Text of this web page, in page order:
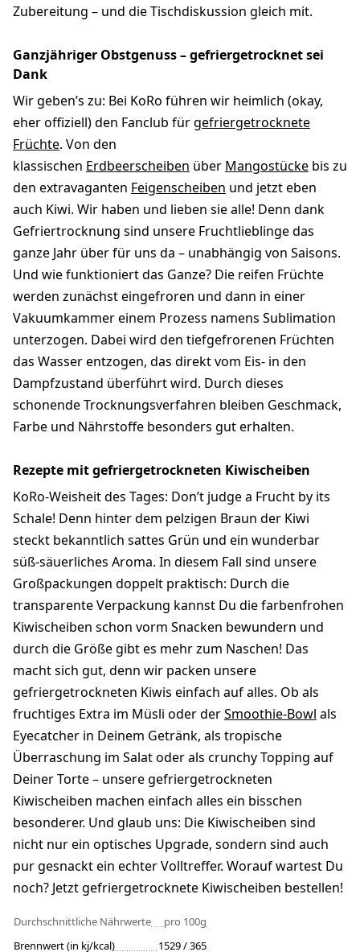
Zubereitung – und die Tischdiskussion gleich mit.
Ganzjähriger Obstgenuss – gefriergetrocknet sei
Dank
Wir geben’s zu: Bei KoRo führen wir heimlich (okay,
eher offiziell) den Fanclub fürgefriergetrocknete
Früchte. Von den
klassischen Erdbeerscheiben über Mangostücke bis zu
den extravaganten Feigenscheiben und jetzt eben
auch Kiwi. Wir haben und lieben sie alle! Denn dank
Gefriertrocknung sind unsere Fruchtlieblinge das
ganze Jahr über für uns da – unabhängig von Saisons.
Und wie funktioniert das Ganze? Die reifen Früchte
werden zunächst eingefroren und dann in einer
Vakuumkammer einem Prozess namens Sublimation
unterzogen. Dabei wird den tiefgefrorenen Früchten
das Wasser entzogen, das direkt vom Eis- in den
Dampfzustand überführt wird. Durch dieses
schonende Trocknungsverfahren bleiben Geschmack,
Farbe und Nährstoffe besonders gut erhalten.
Rezepte mit gefriergetrockneten Kiwischeiben
KoRo-Weisheit des Tages: Don’t judge a Frucht by its
Schale! Denn hinter dem pelzigen Braun der Kiwi
steckt bekanntlich sattes Grün und ein wunderbar
süß-säuerliches Aroma. In diesem Fall sind unsere
Großpackungen doppelt praktisch: Durch die
transparente Verpackung kannst Du die farbenfrohen
Kiwischeiben schon vorm Snacken bewundern und
durch die Größe gibt es mehr zum Naschen! Das
macht sich gut, denn wir packen unsere
gefriergetrockneten Kiwis einfach auf alles. Ob als
fruchtiges Extra im Müsli oder derSmoothie-Bowl als
Eyecatcher in Deinem Getränk, als tropische
Überraschung im Salat oder als crunchy Topping auf
Deiner Torte – unsere gefriergetrockneten
Kiwischeiben machen einfach alles ein bisschen
besonderer. Und glaub uns: Die Kiwischeiben sind
nicht nur ein optisches Upgrade, sondern sind auch
pur gesnackt ein echter Volltreffer. Worauf wartest Du
noch? Jetzt gefriergetrocknete Kiwischeiben bestellen!
Durchschnittliche Nährwerte
pro 100g
Brennwert (in kj/kcal)
1529 / 365